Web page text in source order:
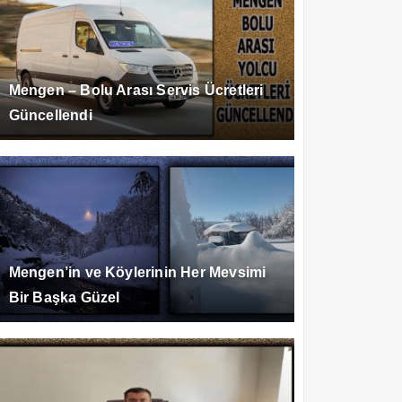
Mengen – Bolu Arası Servis Ücretleri
Güncellendi
Mengen’in ve Köylerinin Her Mevsimi
Bir Başka Güzel